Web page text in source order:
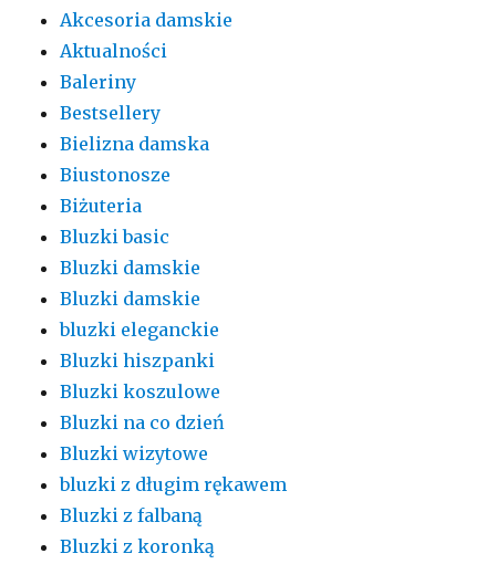
Akcesoria damskie
Aktualności
Baleriny
Bestsellery
Bielizna damska
Biustonosze
Biżuteria
Bluzki basic
Bluzki damskie
Bluzki damskie
bluzki eleganckie
Bluzki hiszpanki
Bluzki koszulowe
Bluzki na co dzień
Bluzki wizytowe
bluzki z długim rękawem
Bluzki z falbaną
Bluzki z koronką